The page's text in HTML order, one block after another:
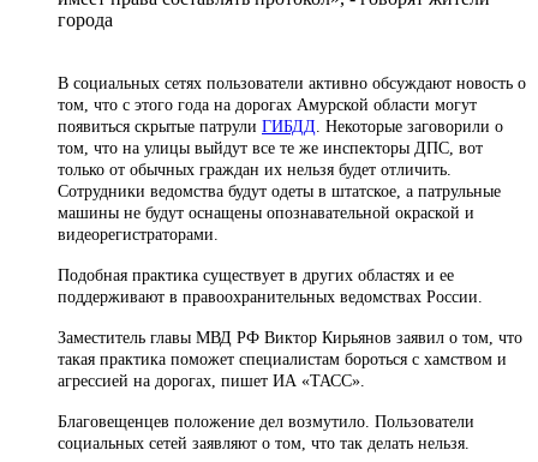
города
В социальных сетях пользователи активно обсуждают новость о
том, что с этого года на дорогах Амурской области могут
появиться скрытые патрули ГИБДД . Некоторые заговорили о
том, что на улицы выйдут все те же инспекторы ДПС, вот
только от обычных граждан их нельзя будет отличить.
Сотрудники ведомства будут одеты в штатское, а патрульные
машины не будут оснащены опознавательной окраской и
видеорегистраторами.
Подобная практика существует в других областях и ее
поддерживают в правоохранительных ведомствах России.
Заместитель главы МВД РФ Виктор Кирьянов заявил о том, что
такая практика поможет специалистам бороться с хамством и
агрессией на дорогах, пишет ИА «ТАСС».
Благовещенцев положение дел возмутило. Пользователи
социальных сетей заявляют о том, что так делать нельзя.